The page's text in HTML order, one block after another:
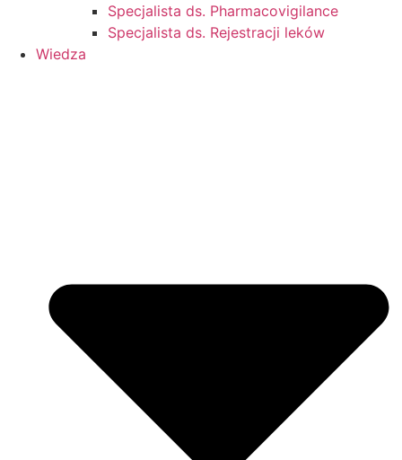
Specjalista ds. Pharmacovigilance
Specjalista ds. Rejestracji leków
Wiedza